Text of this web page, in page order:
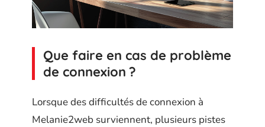
Que faire en cas de problème
de connexion ?
Lorsque des difficultés de connexion à
Melanie2web surviennent, plusieurs pistes